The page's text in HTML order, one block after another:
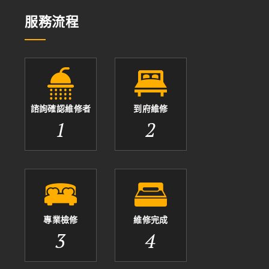
服務流程
諮詢確認維修者
1
到府維修
2
專業檢修
3
維修完成
4